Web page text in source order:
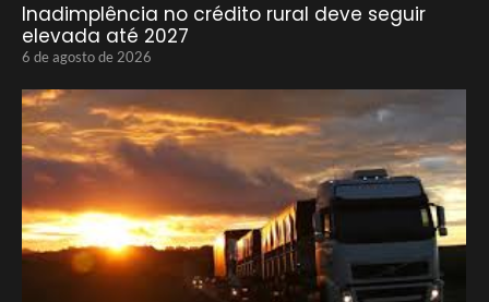
Inadimplência no crédito rural deve seguir
elevada até 2027
6 de agosto de 2026